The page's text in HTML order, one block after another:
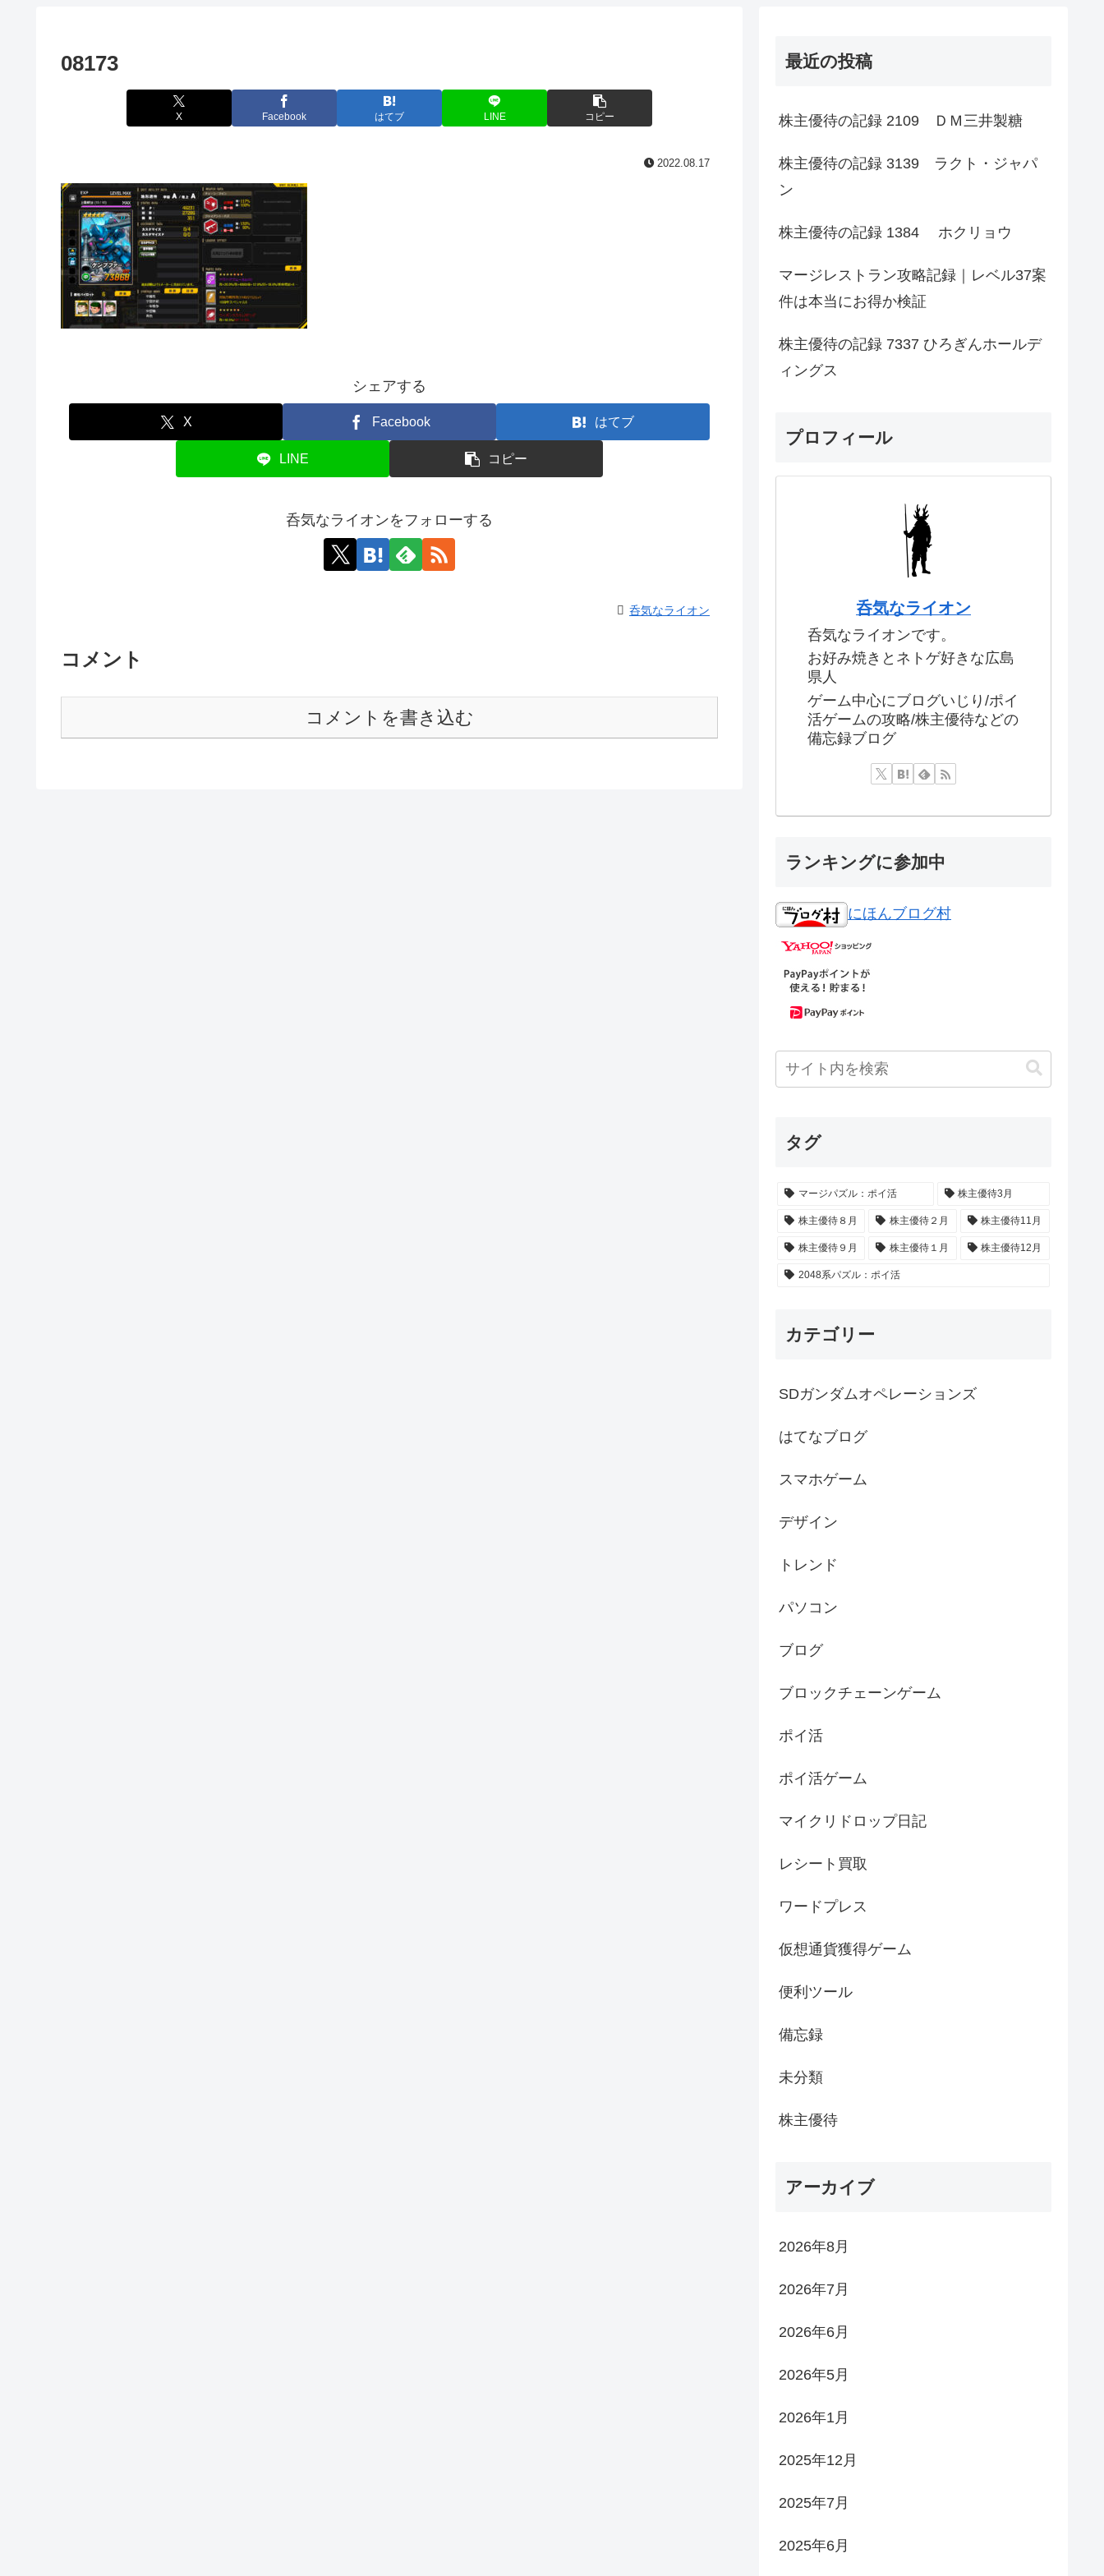
08173
X Facebook はてブ LINE コピー
2022.08.17
シェアする
X Facebook はてブ
LINE コピー
呑気なライオンをフォローする
呑気なライオン
コメント
コメントを書き込む
最近の投稿
株主優待の記録 2109 ＤＭ三井製糖
株主優待の記録 3139 ラクト・ジャパ
ン
株主優待の記録 1384 ホクリョウ
マージレストラン攻略記録｜レベル37案
件は本当にお得か検証
株主優待の記録 7337 ひろぎんホールデ
ィングス
プロフィール
呑気なライオン
呑気なライオンです。
お好み焼きとネトゲ好きな広島
県人
ゲーム中心にブログいじり/ポイ
活ゲームの攻略/株主優待などの
備忘録ブログ
ランキングに参加中
にほんブログ村
タグ
マージパズル：ポイ活 株主優待3月
株主優待８月 株主優待２月 株主優待11月
株主優待９月 株主優待１月 株主優待12月
2048系パズル：ポイ活
カテゴリー
SDガンダムオペレーションズ
はてなブログ
スマホゲーム
デザイン
トレンド
パソコン
ブログ
ブロックチェーンゲーム
ポイ活
ポイ活ゲーム
マイクリドロップ日記
レシート買取
ワードプレス
仮想通貨獲得ゲーム
便利ツール
備忘録
未分類
株主優待
アーカイブ
2026年8月
2026年7月
2026年6月
2026年5月
2026年1月
2025年12月
2025年7月
2025年6月